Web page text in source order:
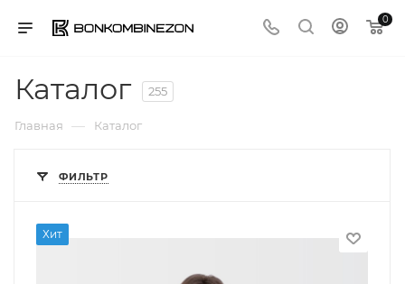
0
Каталог 255
Главная — Каталог
ФИЛЬТР
Хит